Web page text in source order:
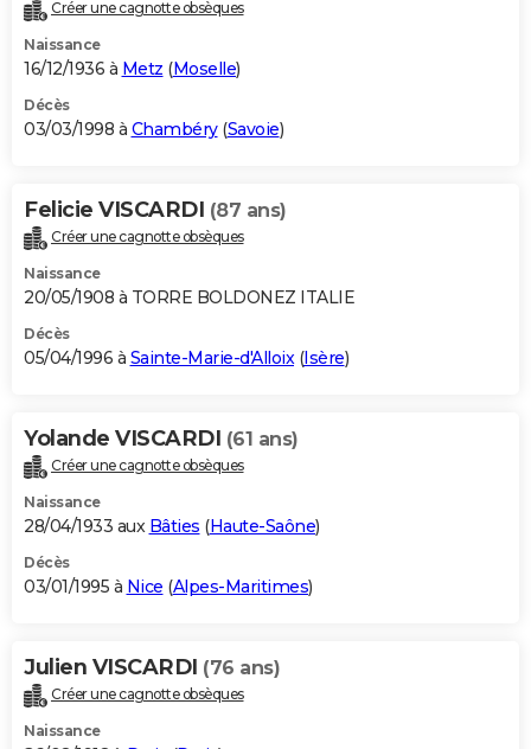
Créer une cagnotte obsèques
Naissance
16/12/1936 à Metz (Moselle)
Décès
03/03/1998 à Chambéry(Savoie)
Felicie VISCARDI (87 ans)
Créer une cagnotte obsèques
Naissance
20/05/1908 à TORRE BOLDONEZ ITALIE
Décès
05/04/1996 à Sainte-Marie-d'Alloix(Isère)
Yolande VISCARDI (61 ans)
Créer une cagnotte obsèques
Naissance
28/04/1933 aux Bâties (Haute-Saône)
Décès
03/01/1995 à Nice (Alpes-Maritimes)
Julien VISCARDI (76 ans)
Créer une cagnotte obsèques
Naissance